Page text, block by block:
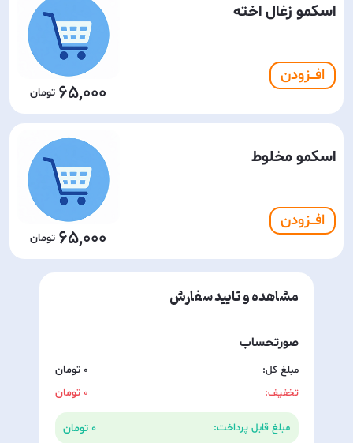
اسکمو زغال اخته
افـــزودن
65,000
اسکمو مخلوط
افـــزودن
65,000
مشاهده و تایید سفارش
صورتحساب
مبلغ کل:
0
تخفیف:
0
مبلغ قابل پرداخت: 0